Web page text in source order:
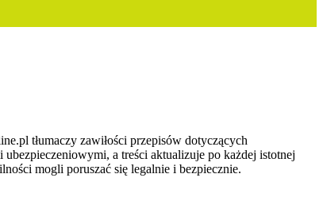
tłumaczy zawiłości przepisów dotyczących
a treści aktualizuje po każdej istotnej
mogli poruszać się legalnie i bezpiecznie.